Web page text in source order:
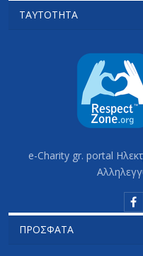
ΤΑΥΤΌΤΗΤΑ
e-Charity gr. portal
ΠΡΌΣΦΑΤΑ